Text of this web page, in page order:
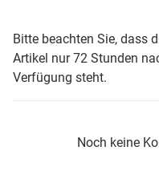
Bitte beachten Sie, dass
Artikel nur 72 Stunden
Verfügung steht.
Noch keine